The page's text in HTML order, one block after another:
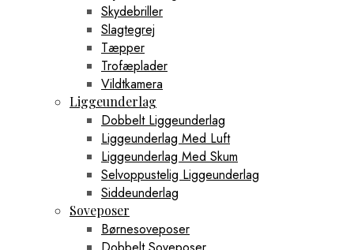
Skydebriller
Slagtegrej
Tæpper
Trofæplader
Vildtkamera
Liggeunderlag
Dobbelt Liggeunderlag
Liggeunderlag Med Luft
Liggeunderlag Med Skum
Selvoppustelig Liggeunderlag
Siddeunderlag
Soveposer
Børnesoveposer